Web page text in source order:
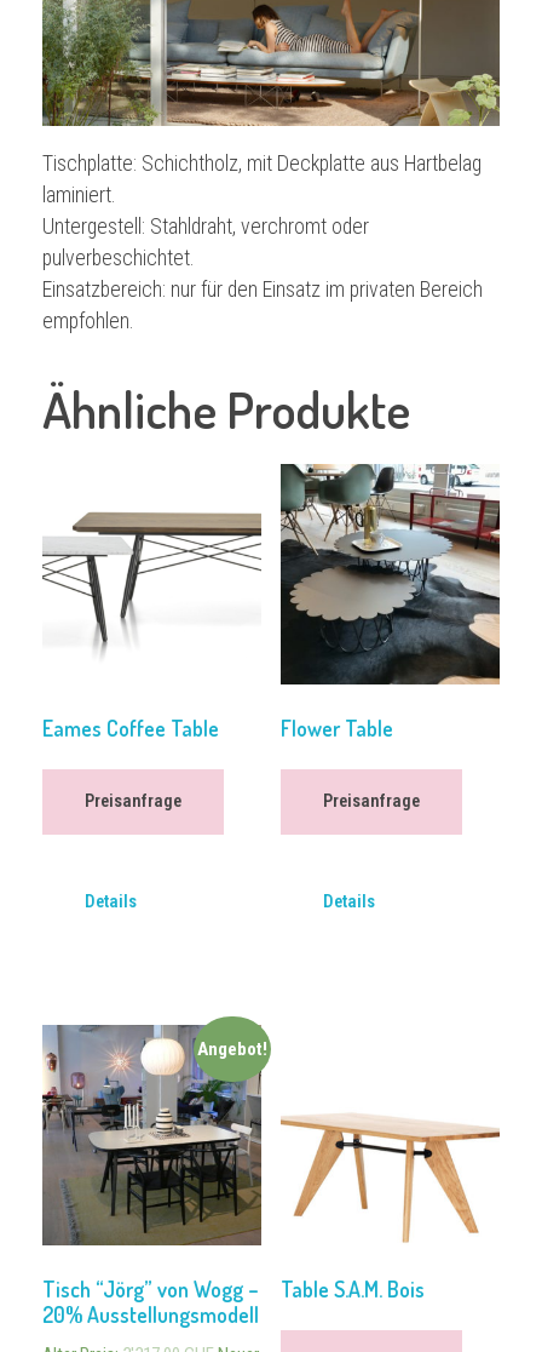
Tischplatte: Schichtholz, mit Deckplatte aus Hartbelag
laminiert.
Untergestell: Stahldraht, verchromt oder
pulverbeschichtet.
Einsatzbereich: nur für den Einsatz im privaten Bereich
empfohlen.
Ähnliche Produkte
Eames Coffee Table
Preisanfrage
Details
Flower Table
Preisanfrage
Details
Angebot!
Tisch “Jörg” von Wogg –
20% Ausstellungsmodell
Table S.A.M. Bois